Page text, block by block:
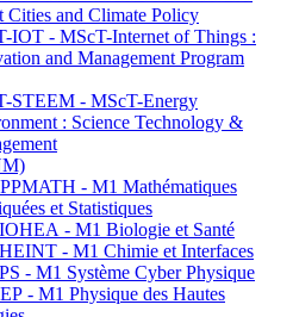
Cities and Climate Policy
IOT - MScT-Internet of Things :
and Management Program
STEEM - MScT-Energy
: Science Technology &
- M1 Mathématiques
et Statistiques
- M1 Biologie et Santé
- M1 Chimie et Interfaces
- M1 Système Cyber Physique
- M1 Physique des Hautes